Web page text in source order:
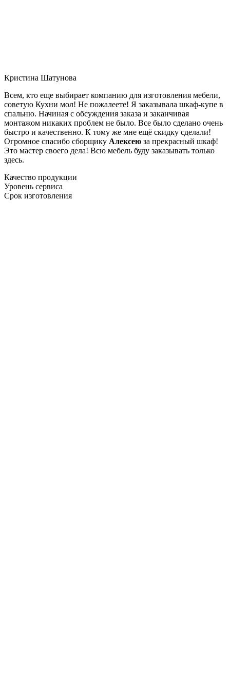
Кристина Шатунова
Всем, кто еще выбирает компанию для изготовления мебели,
советую Кухни мол! Не пожалеете! Я заказывала шкаф-купе в
спальню. Начиная с обсуждения заказа и заканчивая
монтажом никаких проблем не было. Все было сделано очень
быстро и качественно. К тому же мне ещё скидку сделали!
Огромное спасибо сборщику Алексею за прекрасный шкаф!
Это мастер своего дела! Всю мебель буду заказывать только
здесь.
Качество продукции
Уровень сервиса
Срок изготовления